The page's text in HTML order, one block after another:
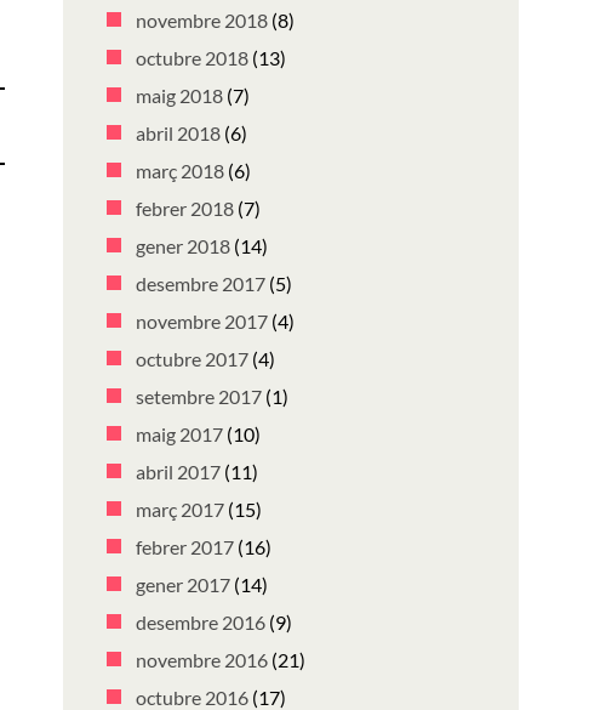
novembre 2018 (8)
octubre 2018 (13)
maig 2018 (7)
abril 2018 (6)
març 2018 (6)
febrer 2018 (7)
gener 2018 (14)
desembre 2017 (5)
novembre 2017 (4)
octubre 2017 (4)
setembre 2017 (1)
maig 2017 (10)
abril 2017 (11)
març 2017 (15)
febrer 2017 (16)
gener 2017 (14)
desembre 2016 (9)
novembre 2016 (21)
octubre 2016 (17)